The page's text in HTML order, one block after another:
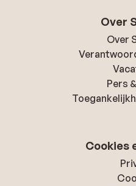
Over
Over
Pers
Cookies